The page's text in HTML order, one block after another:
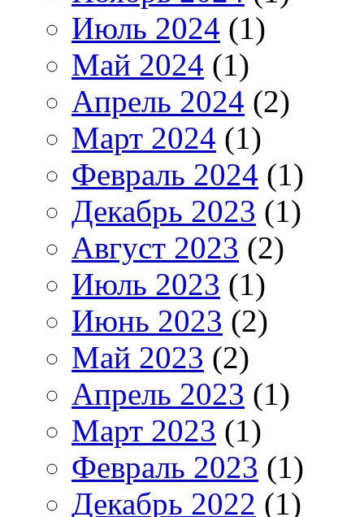
Июль 2024 (1)
Май 2024 (1)
Апрель 2024 (2)
Март 2024 (1)
Февраль 2024 (1)
Декабрь 2023 (1)
Август 2023 (2)
Июль 2023 (1)
Июнь 2023 (2)
Май 2023 (2)
Апрель 2023 (1)
Март 2023 (1)
Февраль 2023 (1)
Декабрь 2022 (1)